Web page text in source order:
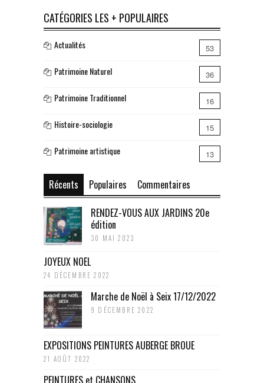
CATÉGORIES LES + POPULAIRES
Actualités 53
Patrimoine Naturel 36
Patrimoine Traditionnel 16
Histoire-sociologie 15
Patrimoine artistique 13
Récents Populaires
Commentaires
RENDEZ-VOUS AUX JARDINS 20e
édition
30 MAI 2023
JOYEUX NOEL
24 DÉCEMBRE 2022
Marche de Noël à Seix 17/12/2022
9 DÉCEMBRE 2022
EXPOSITIONS PEINTURES AUBERGE BROUE
21 AOÛT 2022
PEINTURES et CHANSONS